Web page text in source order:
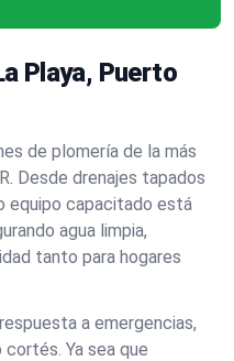
Playa, Puerto
de plomería de la más
Desde drenajes tapados
equipo capacitado está
agua limpia,
tanto para hogares
a emergencias,
Ya sea que